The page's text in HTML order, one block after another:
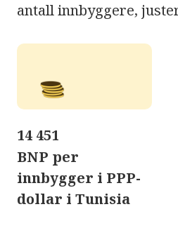
antall innbyggere,
14 451
BNP per
innbygger i PPP-
dollar i Tunisia